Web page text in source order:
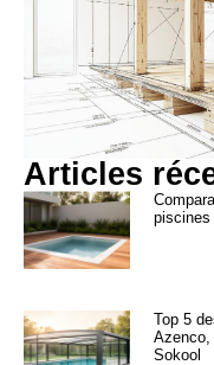
Articles
piscines
Top 5
Azenco,
Sokool